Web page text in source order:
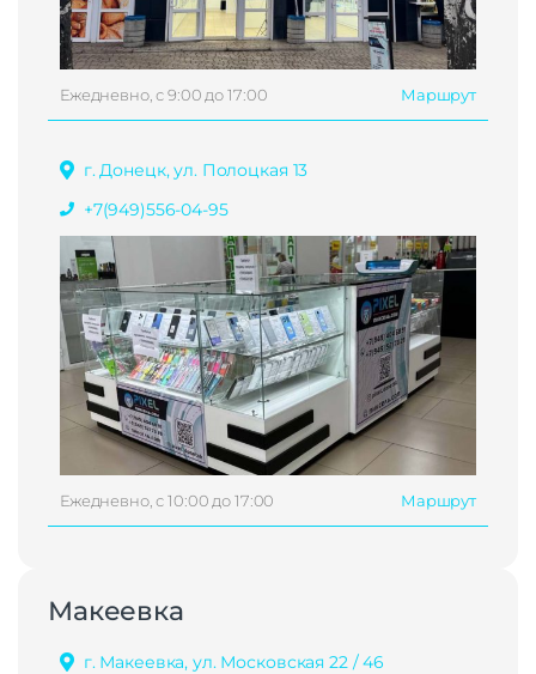
Ежедневно, с 9:00 до 17:00 Маршрут
г. Донецк, ул. Полоцкая 13
+7(949)556-04-95
Ежедневно, с 10:00 до 17:00 Маршрут
Макеевка
г. Макеевка, ул. Московская 22 / 46